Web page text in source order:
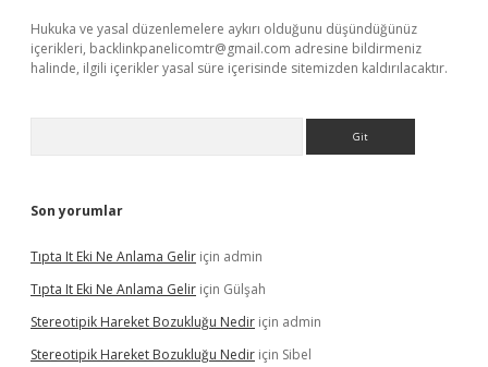
Hukuka ve yasal düzenlemelere aykırı olduğunu düşündüğünüz
içerikleri, backlinkpanelicomtr@gmail.com adresine bildirmeniz
halinde, ilgili içerikler yasal süre içerisinde sitemizden kaldırılacaktır.
Son yorumlar
Tıpta It Eki Ne Anlama Gelir için admin
Tıpta It Eki Ne Anlama Gelir için Gülşah
Stereotipik Hareket Bozukluğu Nedir için admin
Stereotipik Hareket Bozukluğu Nedir için Sibel